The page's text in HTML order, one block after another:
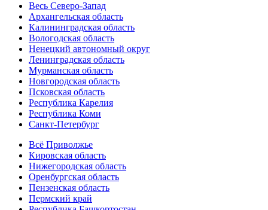
Весь Северо-Запад
Архангельская область
Калининградская область
Вологодская область
Ненецкий автономный округ
Ленинградская область
Мурманская область
Новгородская область
Псковская область
Республика Карелия
Республика Коми
Санкт-Петербург
Всё Приволжье
Кировская область
Нижегородская область
Оренбургская область
Пензенская область
Пермский край